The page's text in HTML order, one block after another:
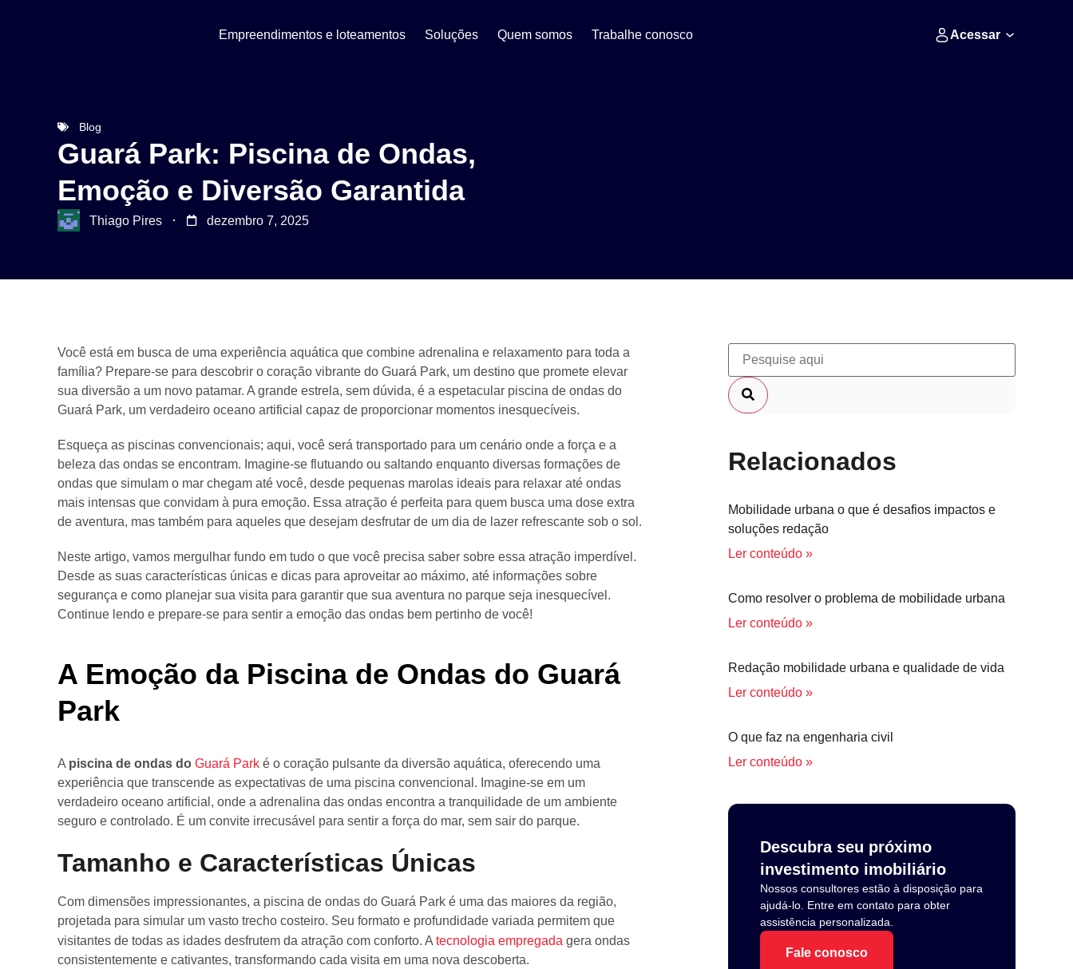
Empreendimentos e loteamentos Soluções Quem somos Trabalhe conosco Acessar
Blog
Guará Park: Piscina de Ondas,
Emoção e Diversão Garantida
Thiago Pires dezembro 7, 2025
Você está em busca de uma experiência aquática que combine adrenalina e relaxamento para toda a
família? Prepare-se para descobrir o coração vibrante do Guará Park, um destino que promete elevar
sua diversão a um novo patamar. A grande estrela, sem dúvida, é a espetacular piscina de ondas do
Guará Park, um verdadeiro oceano artificial capaz de proporcionar momentos inesquecíveis.
Esqueça as piscinas convencionais; aqui, você será transportado para um cenário onde a força e a
beleza das ondas se encontram. Imagine-se flutuando ou saltando enquanto diversas formações de
ondas que simulam o mar chegam até você, desde pequenas marolas ideais para relaxar até ondas
mais intensas que convidam à pura emoção. Essa atração é perfeita para quem busca uma dose extra
de aventura, mas também para aqueles que desejam desfrutar de um dia de lazer refrescante sob o sol.
Neste artigo, vamos mergulhar fundo em tudo o que você precisa saber sobre essa atração imperdível.
Desde as suas características únicas e dicas para aproveitar ao máximo, até informações sobre
segurança e como planejar sua visita para garantir que sua aventura no parque seja inesquecível.
Continue lendo e prepare-se para sentir a emoção das ondas bem pertinho de você!
A Emoção da Piscina de Ondas do Guará
Park
A piscina de ondas do Guará Park é o coração pulsante da diversão aquática, oferecendo uma
experiência que transcende as expectativas de uma piscina convencional. Imagine-se em um
verdadeiro oceano artificial, onde a adrenalina das ondas encontra a tranquilidade de um ambiente
seguro e controlado. É um convite irrecusável para sentir a força do mar, sem sair do parque.
Tamanho e Características Únicas
Com dimensões impressionantes, a piscina de ondas do Guará Park é uma das maiores da região,
projetada para simular um vasto trecho costeiro. Seu formato e profundidade variada permitem que
visitantes de todas as idades desfrutem da atração com conforto. A tecnologia empregada gera ondas
consistentemente e cativantes, transformando cada visita em uma nova descoberta.
Relacionados
Mobilidade urbana o que é desafios impactos e
soluções redação
Ler conteúdo »
Como resolver o problema de mobilidade urbana
Ler conteúdo »
Redação mobilidade urbana e qualidade de vida
Ler conteúdo »
O que faz na engenharia civil
Ler conteúdo »
Descubra seu próximo
investimento imobiliário
Nossos consultores estão à disposição para
ajudá-lo. Entre em contato para obter
assistência personalizada.
Fale conosco